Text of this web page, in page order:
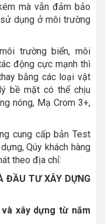
mà vẫn đảm bảo
dụng ở môi trường
trường biển, môi
động cực mạnh thì
bằng các loại vật
bề mặt có thể chịu
nóng, Mạ Crom 3+,
cung cấp bản Test
Qúy khách hàng
theo địa chỉ:
ĐẦU TƯ XÂY DỰNG
xây dựng từ năm